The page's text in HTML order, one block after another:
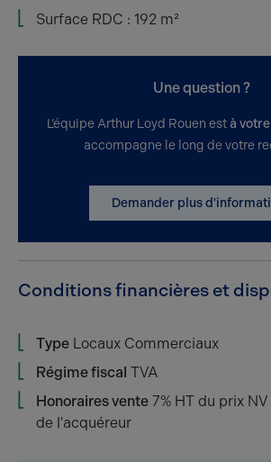
Surface RDC : 192 m²
Une question ?
L’équipe Arthur Loyd Rouen est à
accompagne le long de votre
Demander plus
Conditions financières et
Type Locaux Commerciaux
Régime fiscal TVA
Honoraires vente 7% HT du prix
de l'acquéreur